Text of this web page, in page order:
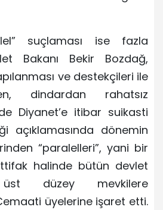
suçlaması ise fazla
Bakanı Bekir Bozdağ,
ve destekçileri ile
dindardan rahatsız
Diyanet’e itibar suikasti
açıklamasında dönemin
“paralelleri”, yani bir
halinde bütün devlet
üst düzey mevkilere
üyelerine işaret etti.